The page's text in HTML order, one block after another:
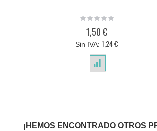
Rating:
1,50 €
1,24 €
¡HEMOS ENCONTRADO OTROS